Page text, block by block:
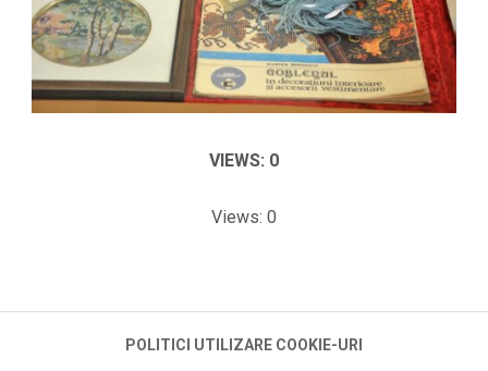
VIEWS: 0
Views: 0
POLITICI UTILIZARE COOKIE-URI